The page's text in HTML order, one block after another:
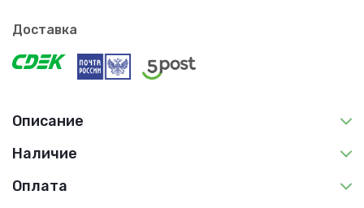
Доставка
Описание
Наличие
Оплата